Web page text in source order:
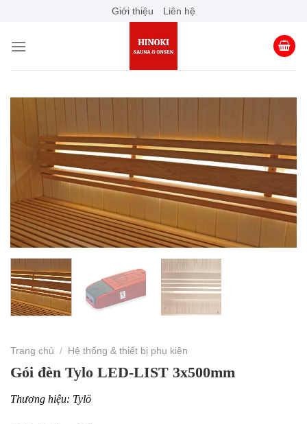
content
Giới thiệu Liên hệ
Trang chủ / Hệ thống & thiết bị phụ kiện
Gói đèn Tylo LED-LIST 3x500mm
Thương hiệu: Tylö